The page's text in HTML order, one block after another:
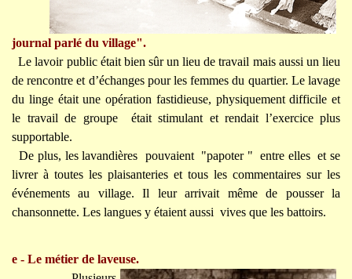
journal parlé du village".
Le lavoir public était bien sûr un lieu de travail mais aussi un lieu
de rencontre et d’échanges pour les femmes du quartier. Le lavage
du linge était une opération fastidieuse, physiquement difficile et
le travail de groupe était stimulant et rendait l’exercice plus
supportable.
De plus, les lavandières pouvaient "papoter " entre elles et se
livrer à toutes les plaisanteries et tous les commentaires sur les
événements au village. Il leur arrivait même de pousser la
chansonnette. Les langues y étaient aussi vives que les battoirs.
e - Le métier de laveuse.